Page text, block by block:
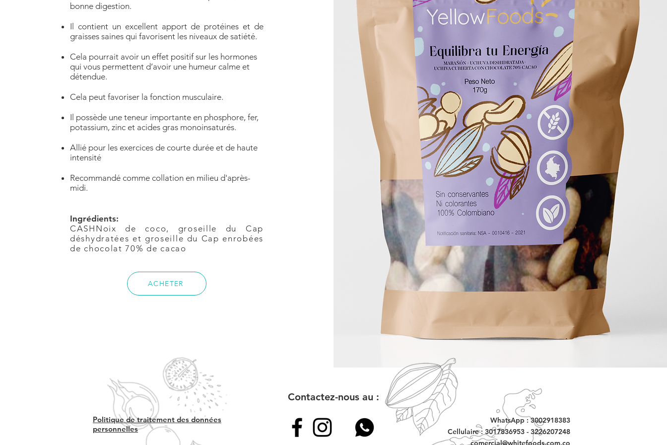
bonne digestion.
Il contient un excellent apport de protéines et de
graisses saines qui favorisent les niveaux de satiété.
Cela pourrait avoir un effet positif sur les hormones
qui vous permettent d’avoir une humeur calme et
détendue.
Cela peut favoriser la fonction musculaire.
Il possède une teneur importante en phosphore, fer,
potassium, zinc et acides gras monoinsaturés.
Allié pour les exercices de courte durée et de haute
intensité
Recommandé comme collation en milieu d'après-
midi.
Ingrédients:
CASHNoix de coco, groseille du Cap
déshydratées et groseille du Cap enrobées
de chocolat 70% de cacao
ACHETER
Politique de traitement des données
personnelles
Contactez-nous au :
WhatsApp : 3002918383
Cellulaire : 3017836953 - 3226207248
comercial@whitefoods.com.co